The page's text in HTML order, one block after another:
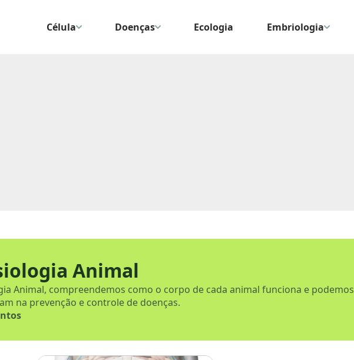
Célula Doenças Ecologia Embriologia
Animal
Animal, compreendemos como o corpo de cada animal funciona e podemos
na prevenção e controle de doenças.